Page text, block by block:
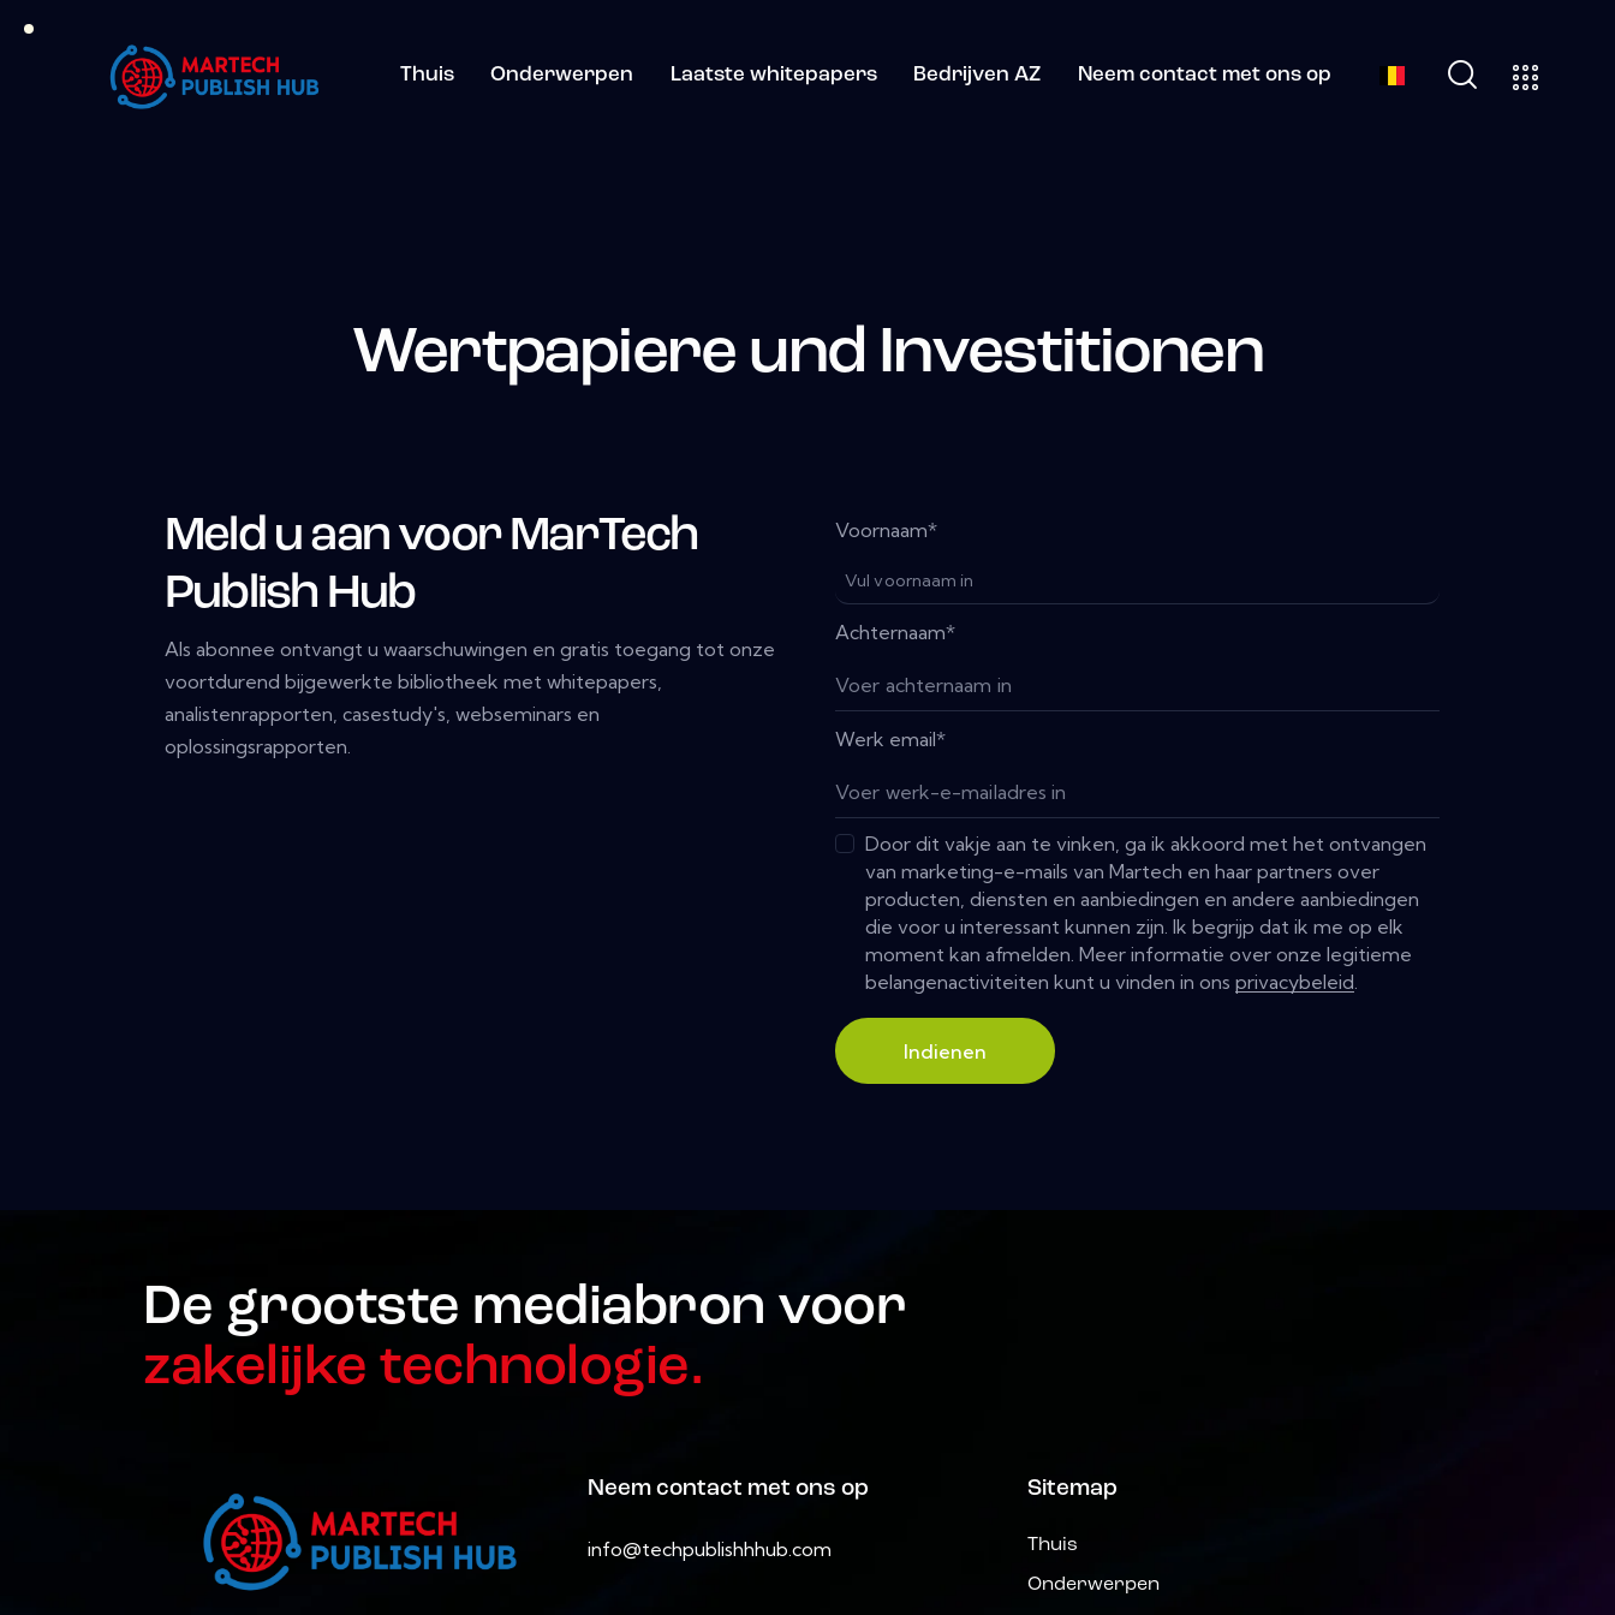
Thuis Onderwerpen Laatste whitepapers Bedrijven AZ Neem contact met ons op
Wertpapiere und Investitionen
Meld u aan voor MarTech
Publish Hub
Als abonnee ontvangt u waarschuwingen en gratis toegang tot onze
voortdurend bijgewerkte bibliotheek met whitepapers,
analistenrapporten, casestudy's, webseminars en
oplossingsrapporten.
Voornaam*
Achternaam*
Werk email*
Door dit vakje aan te vinken, ga ik akkoord met het ontvangen
van marketing-e-mails van Martech en haar partners over
producten, diensten en aanbiedingen en andere aanbiedingen
die voor u interessant kunnen zijn. Ik begrijp dat ik me op elk
moment kan afmelden. Meer informatie over onze legitieme
belangenactiviteiten kunt u vinden in onsprivacybeleid.
Indienen
De grootste mediabron voor
zakelijke technologie.
Neem contact met ons op
info@techpublishhhub.com
Sitemap
Thuis
Onderwerpen